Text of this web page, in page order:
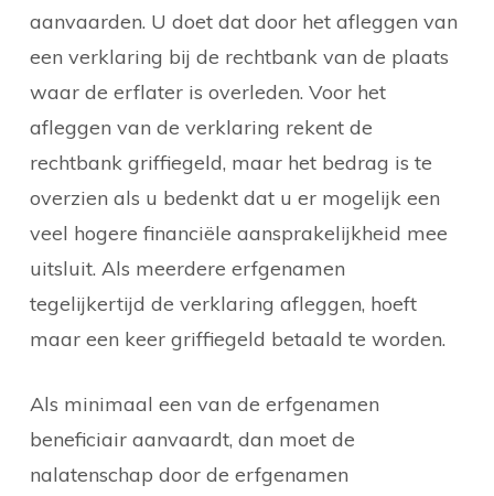
aanvaarden. U doet dat door het afleggen van
een verklaring bij de rechtbank van de plaats
waar de erflater is overleden. Voor het
afleggen van de verklaring rekent de
rechtbank griffiegeld, maar het bedrag is te
overzien als u bedenkt dat u er mogelijk een
veel hogere financiële aansprakelijkheid mee
uitsluit. Als meerdere erfgenamen
tegelijkertijd de verklaring afleggen, hoeft
maar een keer griffiegeld betaald te worden.
Als minimaal een van de erfgenamen
beneficiair aanvaardt, dan moet de
nalatenschap door de erfgenamen